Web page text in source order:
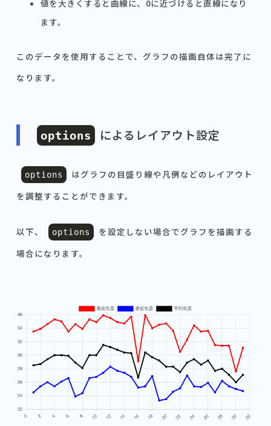
値を大きくすると曲線に、0に近づけると直線になり
ます。
このデータを使用することで、グラフの描画自体は完了に
なります。
options によるレイアウト設定
options
はグラフの目盛り線や凡例などのレイアウト
を調整することができます。
以下、 options
を設定しない場合でグラフを描画する
場合になります。